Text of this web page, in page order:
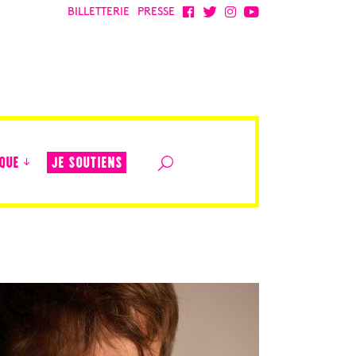
BILLETTERIE PRESSE
JE SOUTIENS